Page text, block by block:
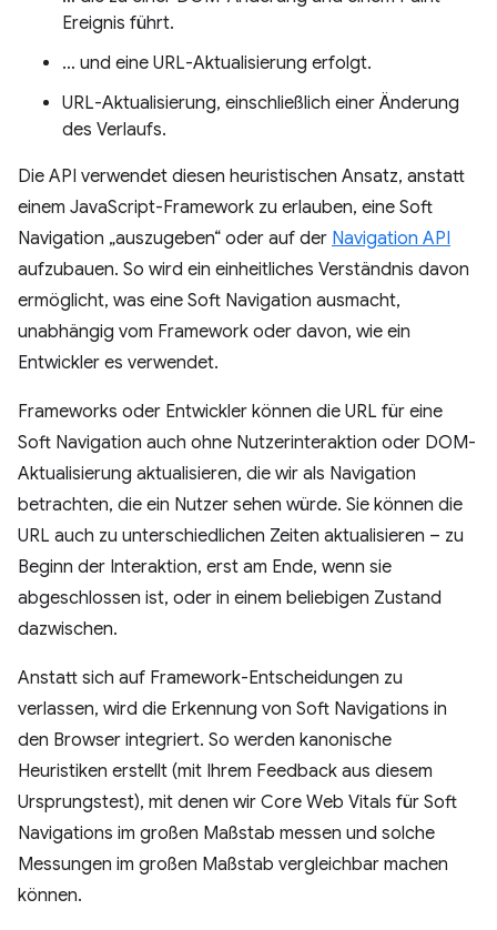
Ereignis führt.
… und eine URL-Aktualisierung erfolgt.
URL-Aktualisierung, einschließlich einer Änderung
des Verlaufs.
Die API verwendet diesen heuristischen Ansatz, anstatt
einem JavaScript-Framework zu erlauben, eine Soft
Navigation „auszugeben“ oder auf der Navigation API
aufzubauen. So wird ein einheitliches Verständnis davon
ermöglicht, was eine Soft Navigation ausmacht,
unabhängig vom Framework oder davon, wie ein
Entwickler es verwendet.
Frameworks oder Entwickler können die URL für eine
Soft Navigation auch ohne Nutzerinteraktion oder DOM-
Aktualisierung aktualisieren, die wir als Navigation
betrachten, die ein Nutzer sehen würde. Sie können die
URL auch zu unterschiedlichen Zeiten aktualisieren – zu
Beginn der Interaktion, erst am Ende, wenn sie
abgeschlossen ist, oder in einem beliebigen Zustand
dazwischen.
Anstatt sich auf Framework-Entscheidungen zu
verlassen, wird die Erkennung von Soft Navigations in
den Browser integriert. So werden kanonische
Heuristiken erstellt (mit Ihrem Feedback aus diesem
Ursprungstest), mit denen wir Core Web Vitals für Soft
Navigations im großen Maßstab messen und solche
Messungen im großen Maßstab vergleichbar machen
können.